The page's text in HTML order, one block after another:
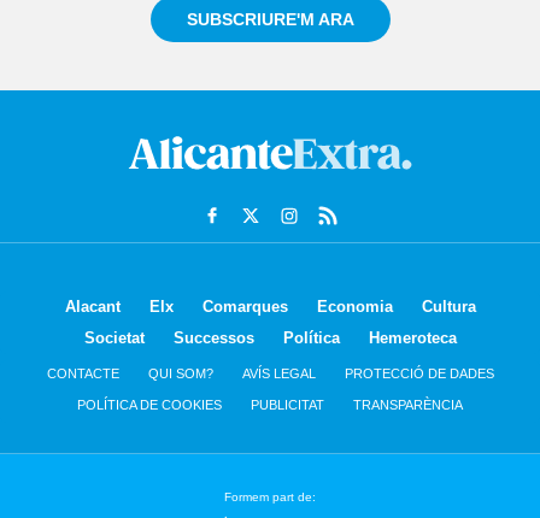
SUBSCRIURE'M ARA
Alacant Elx Comarques Economia
Cultura
Societat
Successos Política Hemeroteca
CONTACTE QUI SOM? AVÍS LEGAL PROTECCIÓ DE DADES
POLÍTICA DE COOKIES PUBLICITAT TRANSPARÈNCIA
Formem part de: